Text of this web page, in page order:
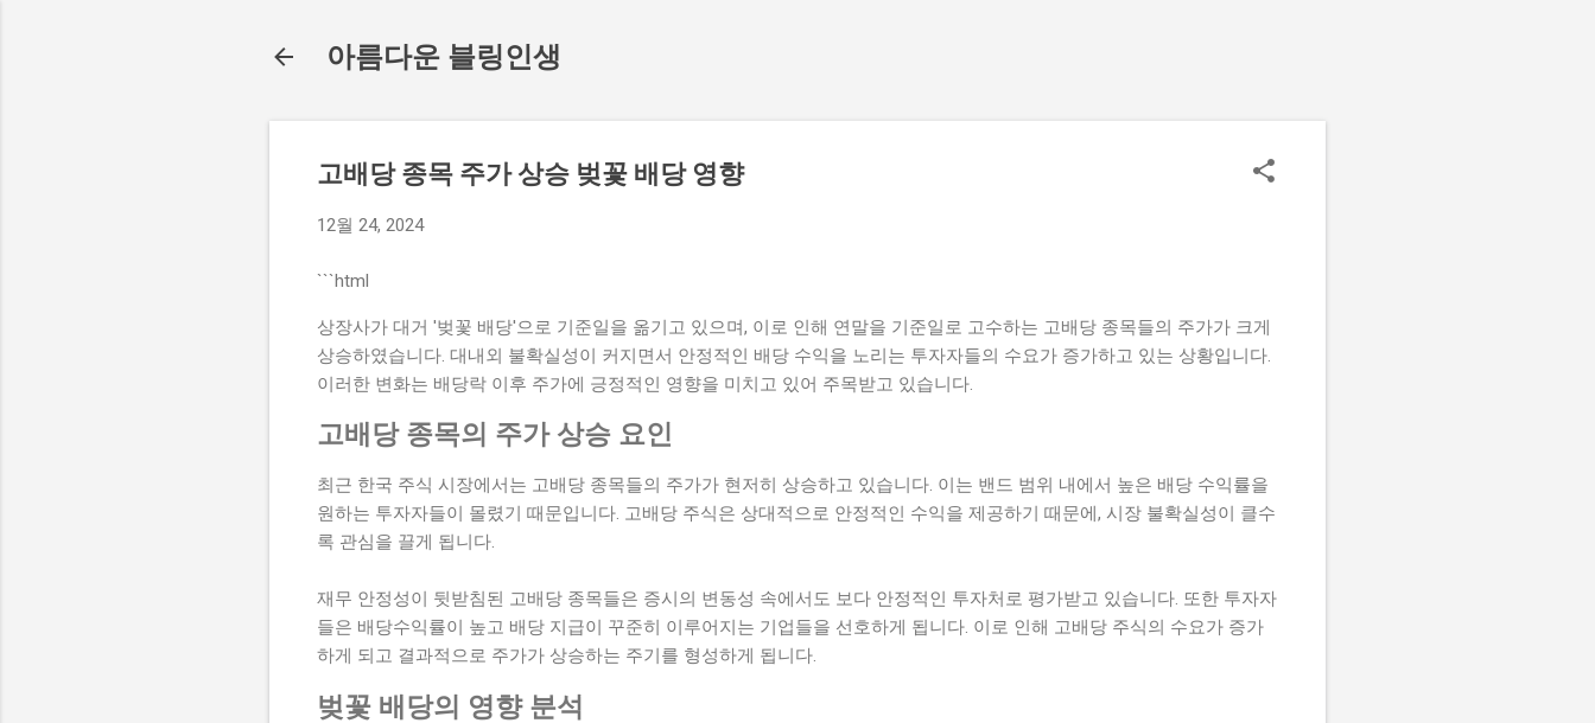
아름다운 블링인생
고배당 종목 주가 상승 벚꽃 배당 영향
12월 24, 2024
```html
상장사가 대거 '벚꽃 배당'으로 기준일을 옮기고 있으며, 이로 인해 연말을 기준일로 고수하는 고배당 종목들의 주가가 크게
상승하였습니다. 대내외 불확실성이 커지면서 안정적인 배당 수익을 노리는 투자자들의 수요가 증가하고 있는 상황입니다.
이러한 변화는 배당락 이후 주가에 긍정적인 영향을 미치고 있어 주목받고 있습니다.
고배당 종목의 주가 상승 요인
최근 한국 주식 시장에서는 고배당 종목들의 주가가 현저히 상승하고 있습니다. 이는 밴드 범위 내에서 높은 배당 수익률을
원하는 투자자들이 몰렸기 때문입니다. 고배당 주식은 상대적으로 안정적인 수익을 제공하기 때문에, 시장 불확실성이 클수
록 관심을 끌게 됩니다.
재무 안정성이 뒷받침된 고배당 종목들은 증시의 변동성 속에서도 보다 안정적인 투자처로 평가받고 있습니다. 또한 투자자
들은 배당수익률이 높고 배당 지급이 꾸준히 이루어지는 기업들을 선호하게 됩니다. 이로 인해 고배당 주식의 수요가 증가
하게 되고 결과적으로 주가가 상승하는 주기를 형성하게 됩니다.
벚꽃 배당의 영향 분석